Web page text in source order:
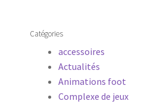
Catégories
accessoires
Actualités
Animations foot
Complexe de jeux